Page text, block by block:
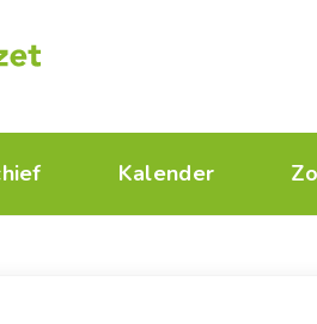
Kalender